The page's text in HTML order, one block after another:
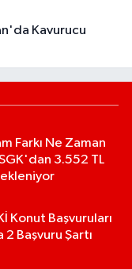
Farkı Ne Zaman
3.552 TL
Konut Başvuruları
2 Başvuru Şartı